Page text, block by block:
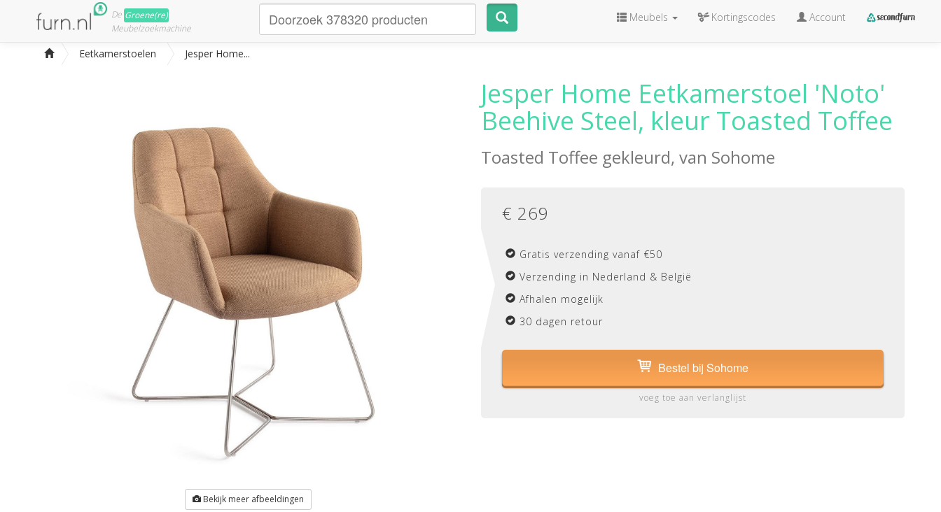
De Groene(re)
Meubelzoekmachine
Meubels Kortingscodes Account
Eetkamerstoelen Jesper Home...
Bekijk meer afbeeldingen
Jesper Home Eetkamerstoel 'Noto'
Beehive Steel, kleur Toasted Toffee
Toasted Toffee gekleurd, van Sohome
€ 269
Gratis verzending vanaf €50
Verzending in Nederland & België
Afhalen mogelijk
30 dagen retour
Bestel bij Sohome
voeg toe aan verlanglijst